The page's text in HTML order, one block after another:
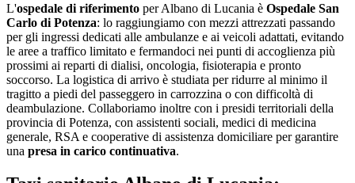
L'ospedale di riferimento perAlbano di Lucania è Ospedale San
Carlo di Potenza: lo raggiungiamo con mezzi attrezzati passando
per gli ingressi dedicati alle ambulanze e ai veicoli adattati, evitando
le aree a traffico limitato e fermandoci nei punti di accoglienza più
prossimi ai reparti di dialisi, oncologia, fisioterapia e pronto
soccorso. La logistica di arrivo è studiata per ridurre al minimo il
tragitto a piedi del passeggero in carrozzina o con difficoltà di
deambulazione. Collaboriamo inoltre con i presidi territoriali della
provincia di Potenza, con assistenti sociali, medici di medicina
generale, RSA e cooperative di assistenza domiciliare per garantire
una presa in carico continuativa.